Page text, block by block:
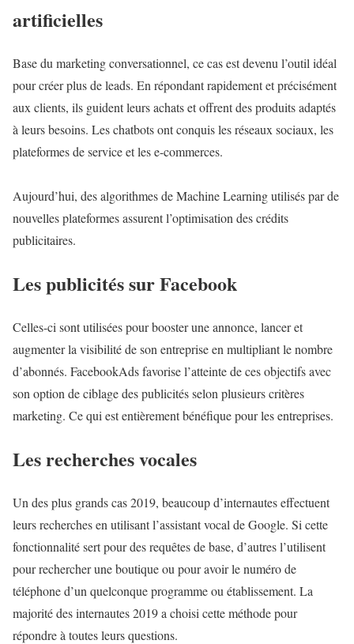
artificielles
Base du marketing conversationnel, ce cas est devenu l’outil idéal
pour créer plus de leads. En répondant rapidement et précisément
aux clients, ils guident leurs achats et offrent des produits adaptés
à leurs besoins. Les chatbots ont conquis les réseaux sociaux, les
plateformes de service et les e-commerces.
Aujourd’hui, des algorithmes de Machine Learning utilisés par de
nouvelles plateformes assurent l’optimisation des crédits
publicitaires.
Les publicités sur Facebook
Celles-ci sont utilisées pour booster une annonce, lancer et
augmenter la visibilité de son entreprise en multipliant le nombre
d’abonnés. FacebookAds favorise l’atteinte de ces objectifs avec
son option de ciblage des publicités selon plusieurs critères
marketing. Ce qui est entièrement bénéfique pour les entreprises.
Les recherches vocales
Un des plus grands cas 2019, beaucoup d’internautes effectuent
leurs recherches en utilisant l’assistant vocal de Google. Si cette
fonctionnalité sert pour des requêtes de base, d’autres l’utilisent
pour rechercher une boutique ou pour avoir le numéro de
téléphone d’un quelconque programme ou établissement. La
majorité des internautes 2019 a choisi cette méthode pour
répondre à toutes leurs questions.